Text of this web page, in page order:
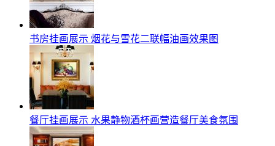
书房挂画展示 烟花与雪花二联幅油画效果图
餐厅挂画展示 水果静物酒杯画营造餐厅美食氛围